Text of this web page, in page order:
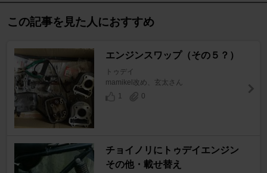
この記事を見た人におすすめ
エンジンスワップ（その５？）
トゥデイ
mamikel改め、玄太さん
1
0
チョイノリにトゥデイエンジン
その他・載せ替え